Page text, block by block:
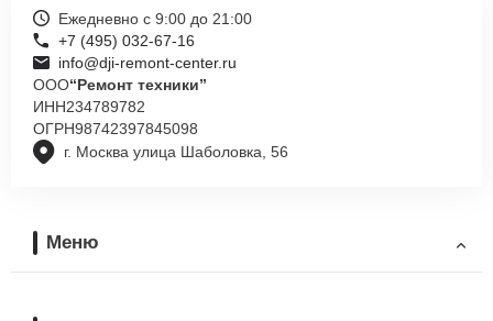
г. Москва улица Шаболовка, 56
Ежедневно с 9:00 до 21:00
+7 (495) 032-67-16
info@dji-remont-center.ru
ООО“Ремонт техники”
ИНН234789782
ОГРН98742397845098
Меню